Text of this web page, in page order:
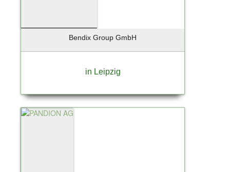
Bendix Group GmbH
in Leipzig